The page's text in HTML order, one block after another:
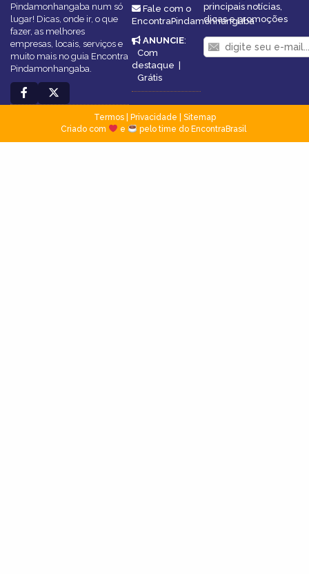
Pindamonhangaba num só
lugar! Dicas, onde ir, o que
fazer, as melhores
empresas, locais, serviços e
muito mais no guia Encontra
Pindamonhangaba.
Fale com o
EncontraPindamonhangaba
ANUNCIE:
Com
destaque |
Grátis
principais notícias,
dicas e promoções
Termos| Privacidade
Sitemap
Criado com
e pelo time do EncontraBrasil